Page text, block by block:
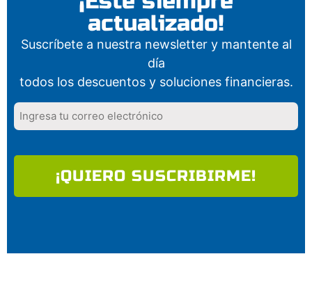
actualizado!
Suscríbete a nuestra newsletter y mantente al
día
todos los descuentos y soluciones financieras.